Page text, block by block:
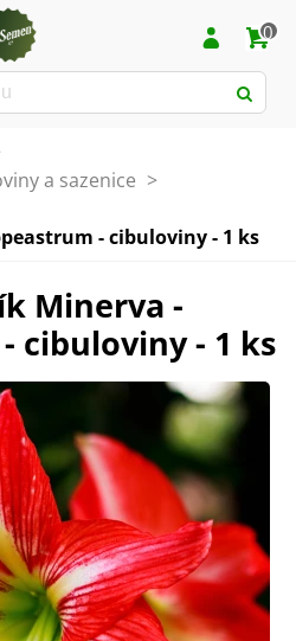
0
a sazenice >
- cibuloviny - 1 ks
Minerva -
cibuloviny - 1 ks